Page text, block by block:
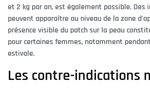
et 2 kg par an, est également possible. Des
peuvent apparaître au niveau de la zone
présence visible du patch sur la peau
pour certaines femmes, notamment
estivale.
Les contre-indications